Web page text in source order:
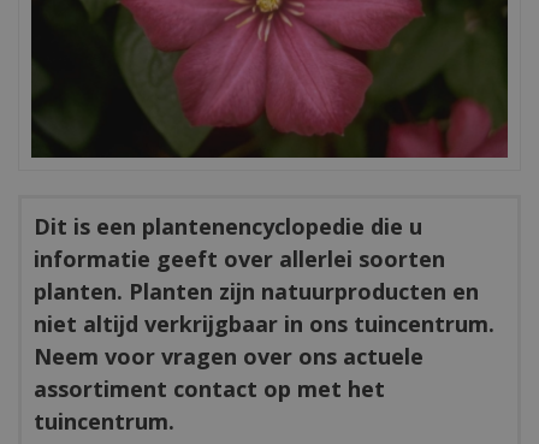
Dit is een plantenencyclopedie die u
informatie geeft over allerlei soorten
planten. Planten zijn natuurproducten en
niet altijd verkrijgbaar in ons tuincentrum.
Neem voor vragen over ons actuele
assortiment contact op met het
tuincentrum.